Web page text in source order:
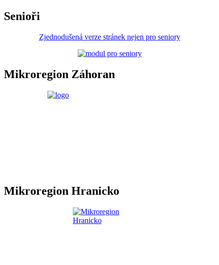
Senioři
Zjednodušená verze stránek nejen pro seniory
Mikroregion Záhoran
Mikroregion Hranicko